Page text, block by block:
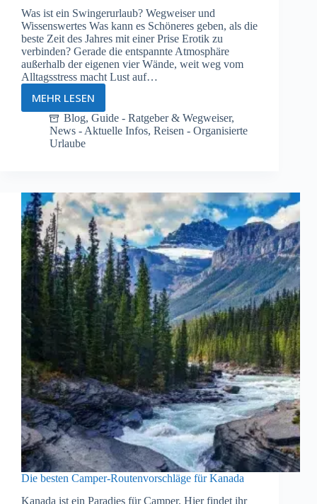
Was ist ein Swingerurlaub? Wegweiser und
Wissenswertes Was kann es Schöneres geben, als die
beste Zeit des Jahres mit einer Prise Erotik zu
verbinden? Gerade die entspannte Atmosphäre
außerhalb der eigenen vier Wände, weit weg vom
Alltagsstress macht Lust auf…
MEHR LESENSwingerurlaub
–
Was
ist
Blog, Guide - Ratgeber & Wegweiser,
News - Aktuelle Infos, Reisen - Organisierte
Urlaube
Die besten Camper-Routenvorschläge für Kanada
Kanada ist ein Paradies für Camper. Hier findet ihr